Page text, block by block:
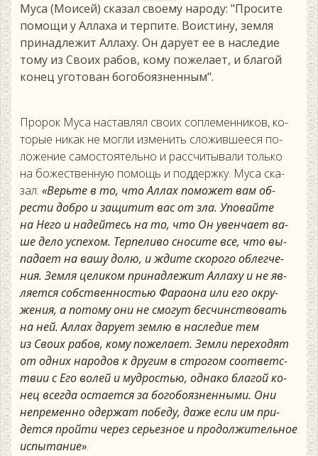
Муса (Моисей) сказал своему народу: "Просите
помощи у Аллаха и терпите. Воистину, земля
принадлежит Аллаху. Он дарует ее в наследие
тому из Своих рабов, кому пожелает, и благой
конец уготован богобоязненным".
Про­рок Му­са нас­тавлял сво­их соп­ле­мен­ни­ков, ко­
торые ни­как не мог­ли из­ме­нить сло­жив­ше­еся по­
ложе­ние са­мос­то­ятель­но и рас­счи­тыва­ли толь­ко
на бо­жес­твен­ную по­мощь и под­дер­жку. Му­са ска­
зал: «Верь­те в то, что Ал­лах по­может вам об­
рести доб­ро и за­щитит вас от зла. Упо­вай­те
на Не­го и на­дей­тесь на то, что Он увен­ча­ет ва­
ше де­ло ус­пе­хом. Тер­пе­ливо сно­сите все, что вы­
пада­ет на ва­шу до­лю, и жди­те ско­рого об­легче­
ния. Зем­ля це­ликом при­над­ле­жит Ал­ла­ху и не яв­
ля­ет­ся собс­твен­ностью Фа­ра­она или его ок­ру­
жения, а по­тому они не смо­гут бес­чинс­тво­вать
на ней. Ал­лах да­ру­ет зем­лю в нас­ле­дие тем
из Сво­их ра­бов, ко­му по­жела­ет. Зем­ли пе­рехо­дят
от од­них на­родов к дру­гим в стро­гом со­от­ветс­
твии с Его во­лей и муд­ростью, од­на­ко бла­гой ко­
нец всег­да ос­та­ет­ся за бо­гобо­яз­ненны­ми. Они
неп­ре­мен­но одер­жат по­беду, да­же ес­ли им при­
дет­ся прой­ти че­рез серь­ез­ное и про­дол­жи­тель­ное
ис­пы­тание».